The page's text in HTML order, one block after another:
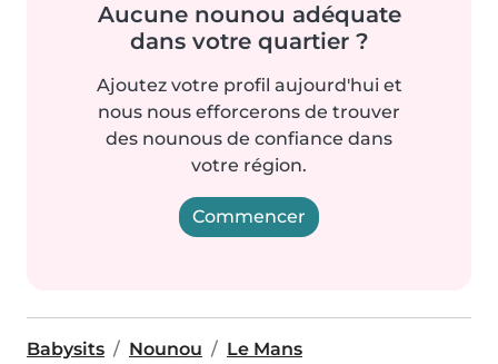
Aucune nounou adéquate
dans votre quartier ?
Ajoutez votre profil aujourd'hui et
nous nous efforcerons de trouver
des nounous de confiance dans
votre région.
Commencer
Babysits Nounou Le Mans